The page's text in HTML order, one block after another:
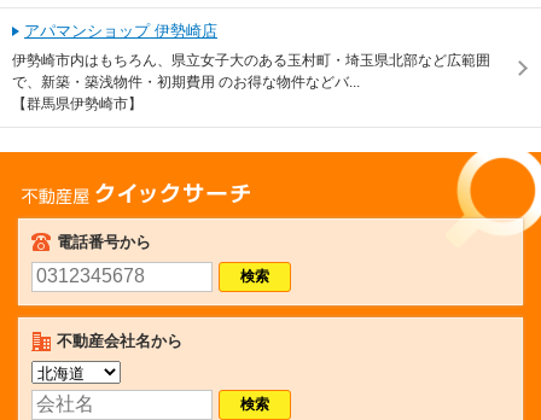
アパマンショップ 伊勢崎店
伊勢崎市内はもちろん、県立女子大のある玉村町・埼玉県北部など広範囲
で、新築・築浅物件・初期費用 のお得な物件などバ...
【群馬県伊勢崎市】
不動産屋クイックサーチ
電話番号から
不動産会社名から